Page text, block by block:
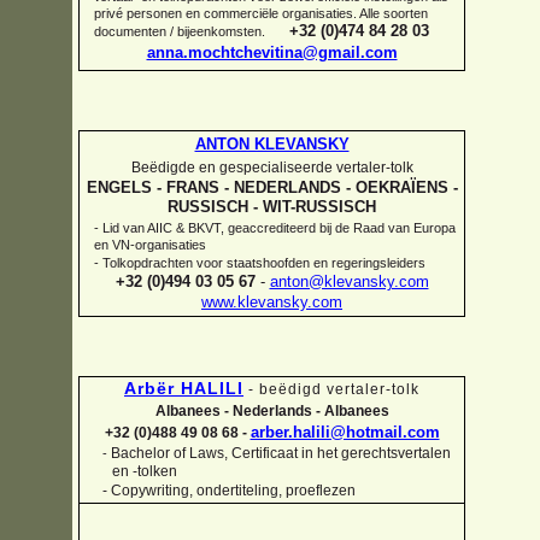
privé personen en commerciële organisaties. Alle soorten
documenten / bijeenkomsten.
+32 (0)474 84 28 03
anna.mochtchevitina@gmail.com
ANTON KLEVANSKY
Beëdigde en gespecialiseerde vertaler-tolk
ENGELS -FRANS -NEDERLANDS -OEKRAÏENS -
RUSSISCH - WIT-RUSSISCH
- Lid van AIIC & BKVT, geaccrediteerd bij de Raad van Europa
en VN-organisaties
- Tolkopdrachten voor staatshoofden en regeringsleiders
+32 (0)494 03 05 67- anton@klevansky.com
www.klevansky.com
Arbër HALILI - beëdigd vertaler-tolk
Albanees -Nederlands -Albanees
+32 (0)488 49 08 68 - arber.halili@hotmail.com
- Bachelor of Laws, Certificaat in het gerechtsvertalen
en -tolken
- Copywriting, ondertiteling, proeflezen